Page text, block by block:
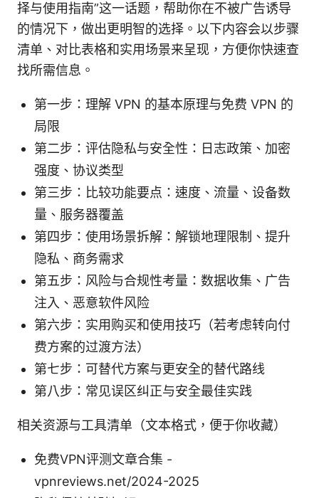
择与使用指南”这一话题，帮助你在不被广告诱导
的情况下，做出更明智的选择。以下内容会以步骤
清单、对比表格和实用场景来呈现，方便你快速查
找所需信息。
第一步：理解 VPN 的基本原理与免费 VPN 的
局限
第二步：评估隐私与安全性：日志政策、加密
强度、协议类型
第三步：比较功能要点：速度、流量、设备数
量、服务器覆盖
第四步：使用场景拆解：解锁地理限制、提升
隐私、商务需求
第五步：风险与合规性考量：数据收集、广告
注入、恶意软件风险
第六步：实用购买和使用技巧（若考虑转向付
费方案的过渡方法）
第七步：可替代方案与更安全的替代路线
第八步：常见误区纠正与安全最佳实践
相关资源与工具清单（文本格式，便于你收藏）
免费VPN评测文章合集 -
vpnreviews.net/2024-2025